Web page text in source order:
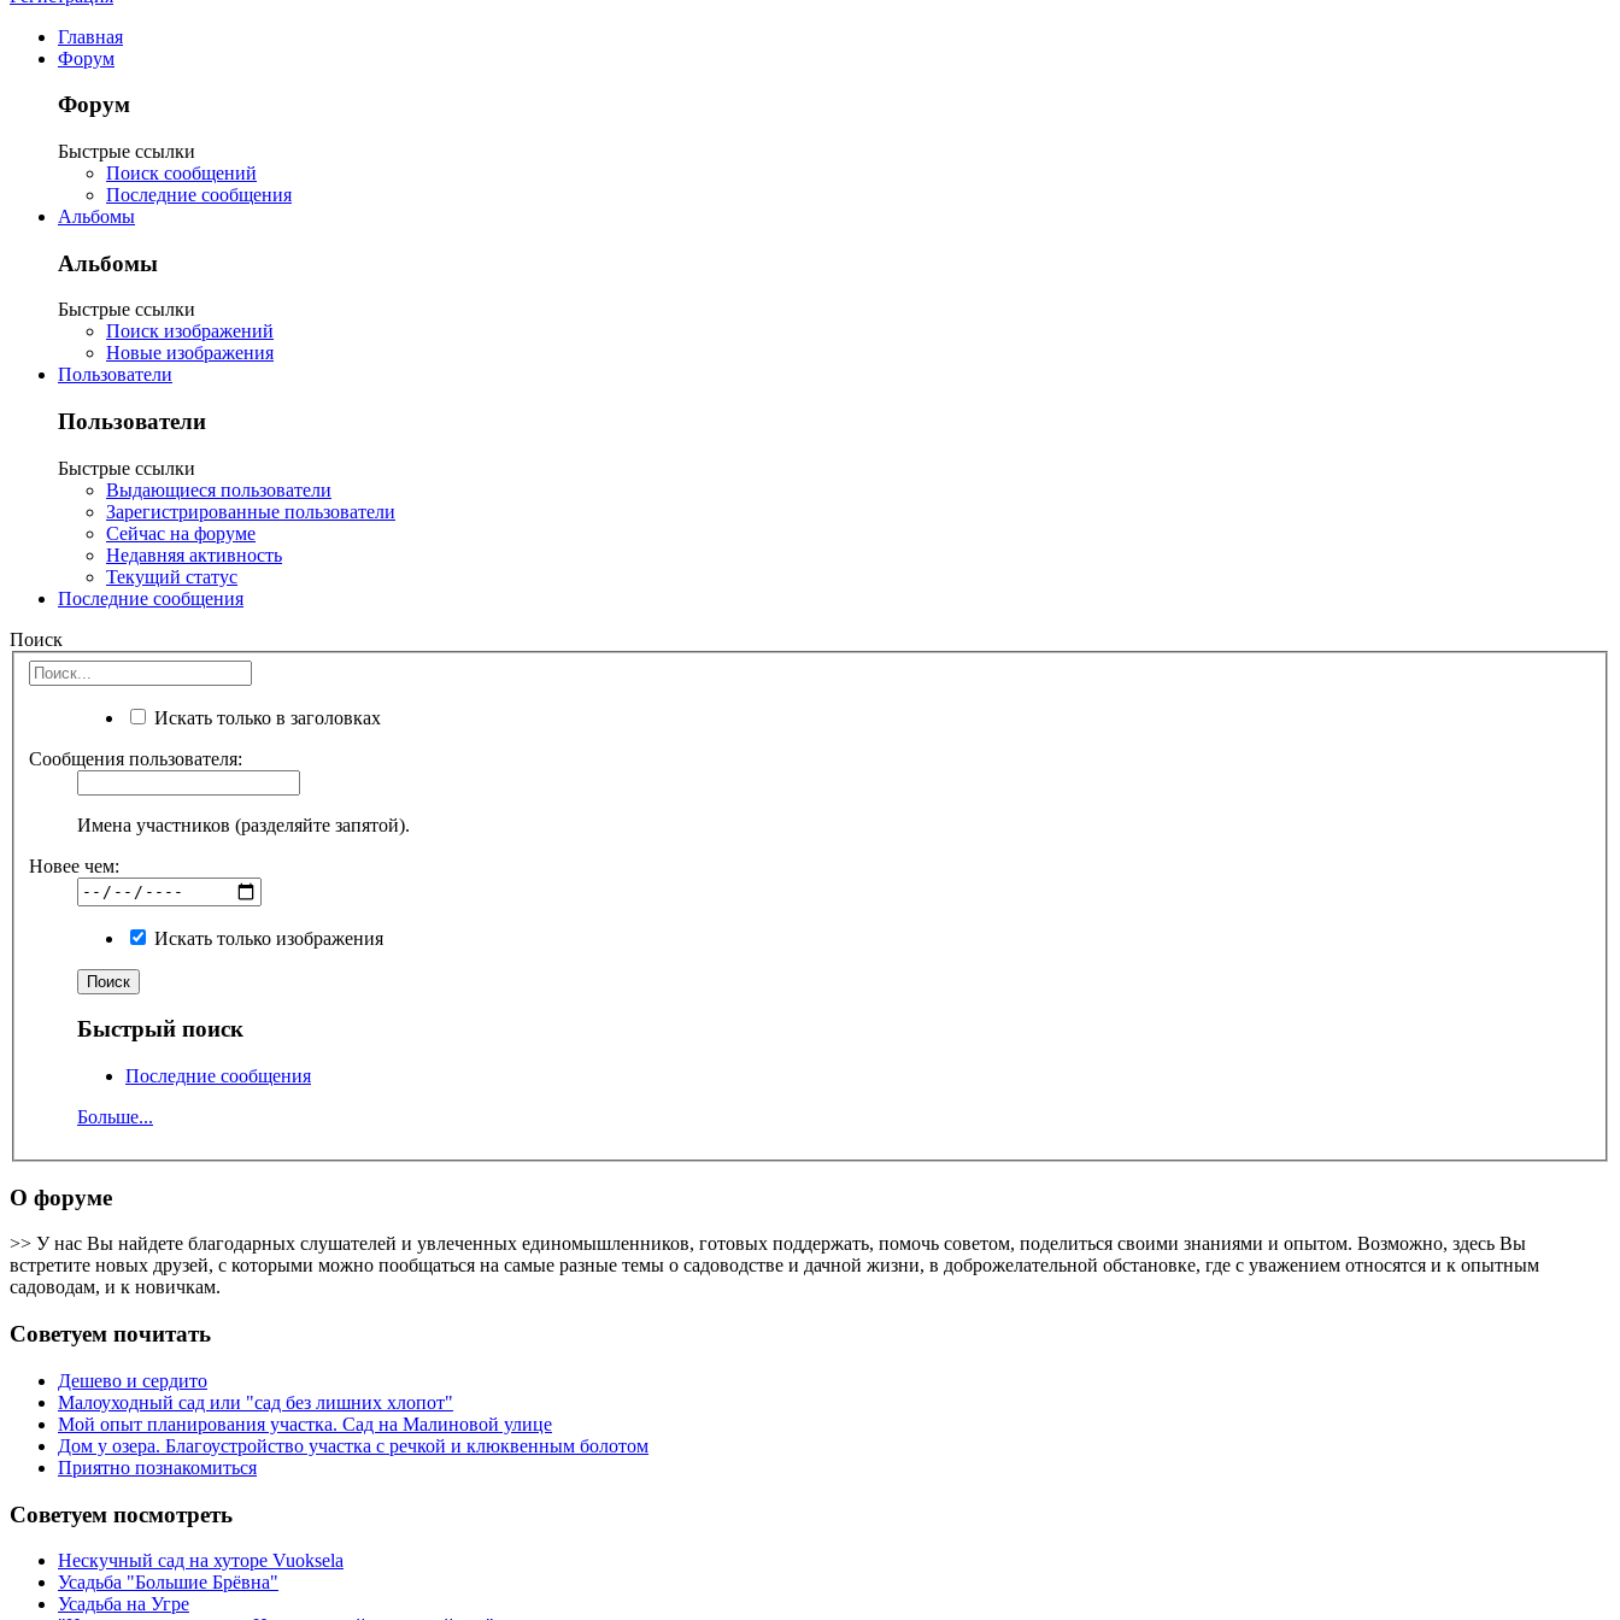
Главная
Форум
Форум
Быстрые ссылки
Поиск сообщений
Последние сообщения
Альбомы
Альбомы
Быстрые ссылки
Поиск изображений
Новые изображения
Пользователи
Пользователи
Быстрые ссылки
Выдающиеся пользователи
Зарегистрированные пользователи
Сейчас на форуме
Недавняя активность
Текущий статус
Последние сообщения
Поиск
Искать только в заголовках
Сообщения пользователя:
Имена участников (разделяйте запятой).
Новее чем:
Искать только изображения
Быстрый поиск
Последние сообщения
Больше...
О форуме
>> У нас Вы найдете благодарных слушателей и увлеченных единомышленников, готовых поддержать, помочь советом, поделиться своими знаниями и опытом. Возможно, здесь Вы
встретите новых друзей, с которыми можно пообщаться на самые разные темы о садоводстве и дачной жизни, в доброжелательной обстановке, где с уважением относятся и к опытным
садоводам, и к новичкам.
Советуем почитать
Дешево и сердито
Малоуходный сад или "сад без лишних хлопот"
Мой опыт планирования участка. Сад на Малиновой улице
Дом у озера. Благоустройство участка с речкой и клюквенным болотом
Приятно познакомиться
Советуем посмотреть
Нескучный сад на хуторе Vuoksela
Усадьба "Большие Брёвна"
Усадьба на Угре